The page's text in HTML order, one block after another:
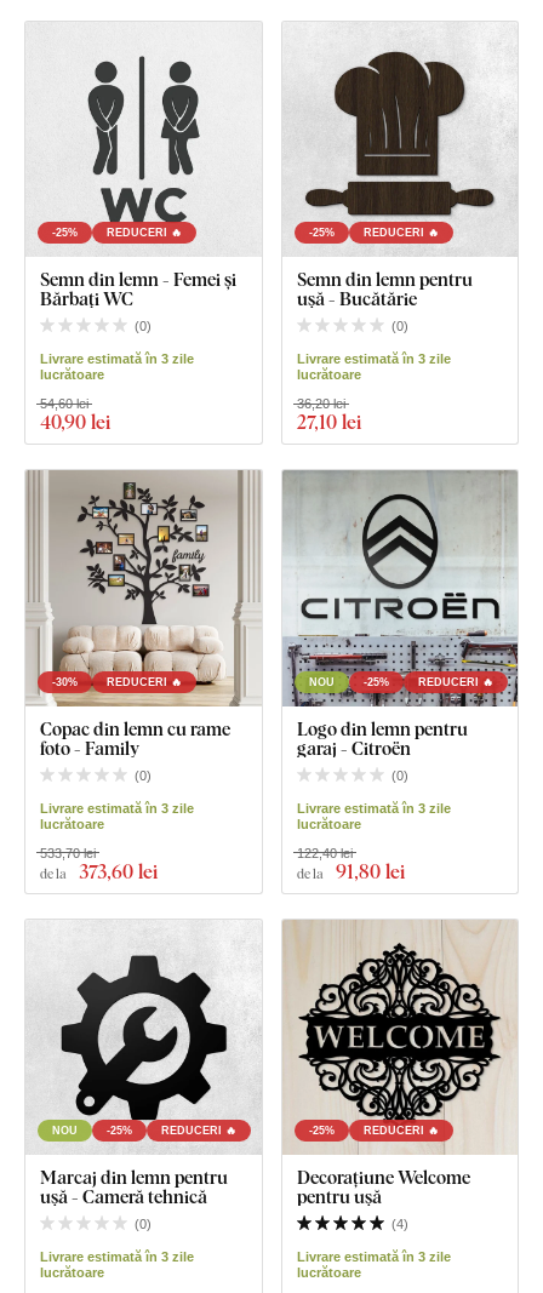
-25% REDUCERI 🔥
Semn din lemn - Femei și
Bărbați WC
(0)
Livrare estimată în 3 zile
lucrătoare
40,90 lei
54,60 lei
-25% REDUCERI 🔥
Semn din lemn pentru
ușă - Bucătărie
(0)
Livrare estimată în 3 zile
lucrătoare
27,10 lei
36,20 lei
-30% REDUCERI 🔥
Copac din lemn cu rame
foto - Family
(0)
Livrare estimată în 3 zile
lucrătoare
de la 373,60 lei
533,70 lei
NOU -25% REDUCERI 🔥
Logo din lemn pentru
garaj - Citroën
(0)
Livrare estimată în 3 zile
lucrătoare
de la 91,80 lei
122,40 lei
NOU -25% REDUCERI 🔥
Marcaj din lemn pentru
ușă - Cameră tehnică
(0)
Livrare estimată în 3 zile
lucrătoare
-25% REDUCERI 🔥
Decorațiune Welcome
pentru ușă
(4)
Livrare estimată în 3 zile
lucrătoare